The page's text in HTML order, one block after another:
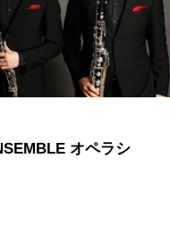
オペラシ